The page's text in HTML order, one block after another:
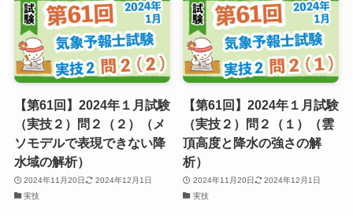
【第61回】2024年１月試験
（実技２）問２（２）（メ
ソモデルで表現できない降
水域の解析）
2024年11月20日
2024年12月1日
実技
【第61回】2024年１月試験
（実技２）問２（１）（雲
頂⾼度と降⽔の強さの解
析）
2024年11月20日
2024年12月1日
実技